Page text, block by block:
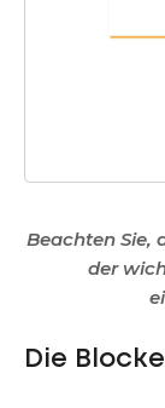
Beachten Sie,
der
Die